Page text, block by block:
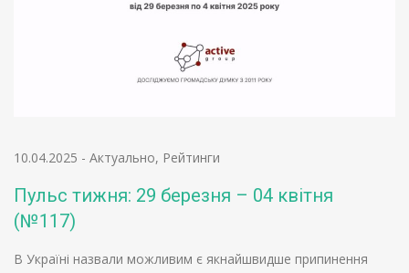
10.04.2025 - Актуально, Рейтинги
Пульс тижня: 29 березня – 04 квітня
(№117)
В Україні назвали можливим є якнайшвидше припинення